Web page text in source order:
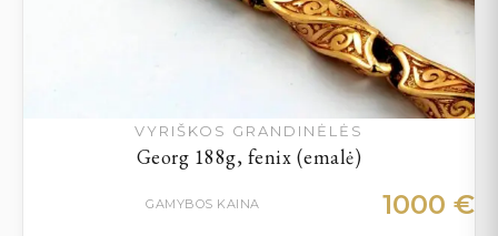
VYRIŠKOS GRANDINĖLĖS
Georg 188g, fenix (emalė)
GAMYBOS KAINA 1000 €